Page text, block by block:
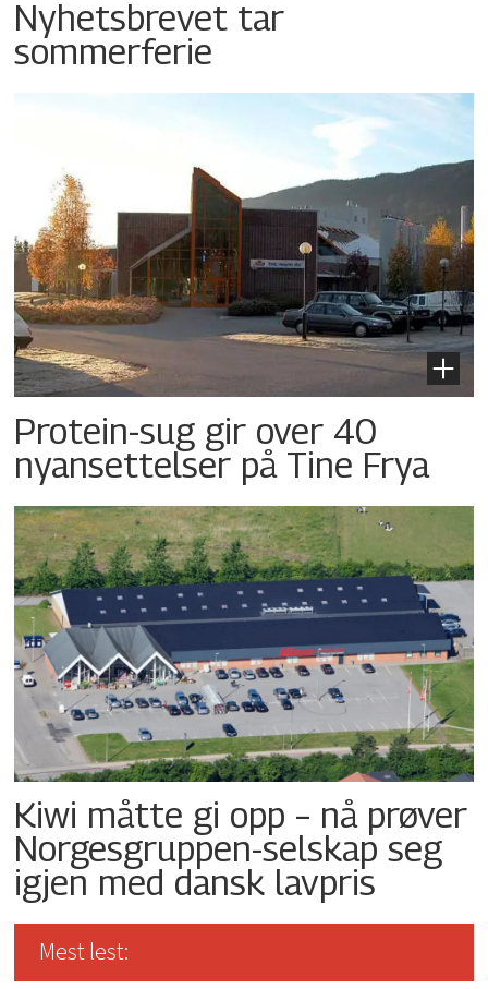
Nyhetsbrevet tar
sommerferie
Protein-sug gir over 40
nyansettelser på Tine Frya
Kiwi måtte gi opp – nå prøver
Norgesgruppen-selskap seg
igjen med dansk lavpris
Mest lest: